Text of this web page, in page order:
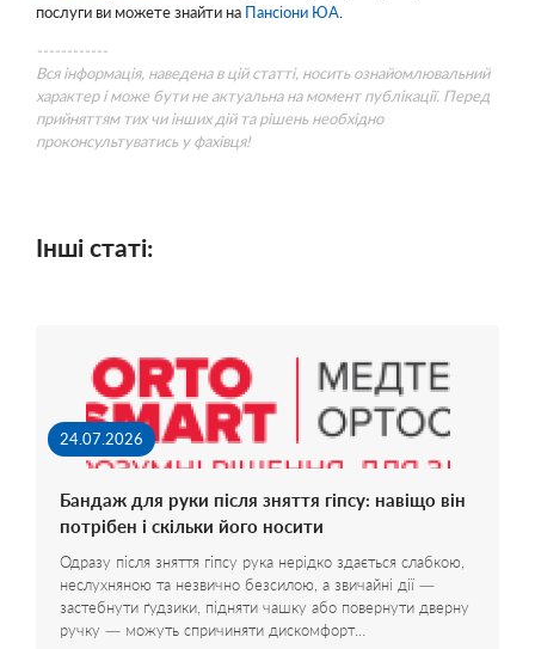
послуги ви можете знайти на Пансіони ЮА
------------
Вся інформація, наведена в цій статті, носить ознайомлювальний
характер і може бути не актуальна на момент публікації. Перед
прийняттям тих чи інших дій та рішень необхідно
проконсультуватись у фахівця!
Інші статі:
24.07.2026
Бандаж для руки після зняття гіпсу: навіщо він
потрібен і скільки його носити
Одразу після зняття гіпсу рука нерідко здається слабкою,
неслухняною та незвично безсилою, а звичайні дії —
застебнути ґудзики, підняти чашку або повернути дверну
ручку — можуть спричиняти дискомфорт…